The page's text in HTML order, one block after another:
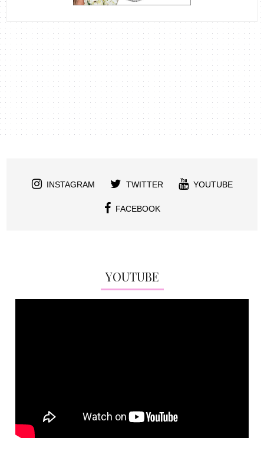
INSTAGRAM TWITTER YOUTUBE
FACEBOOK
YOUTUBE